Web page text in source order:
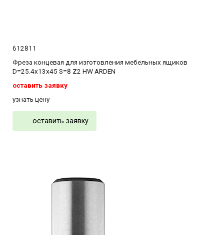
612811
Фреза концевая для изготовления мебельных ящиков
D=25.4x13x45 S=8 Z2 HW ARDEN
оставить заявку
узнать цену
оставить заявку